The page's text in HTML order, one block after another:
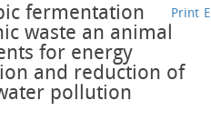
Print
fermentation
waste an animal
for energy
and reduction of
pollution